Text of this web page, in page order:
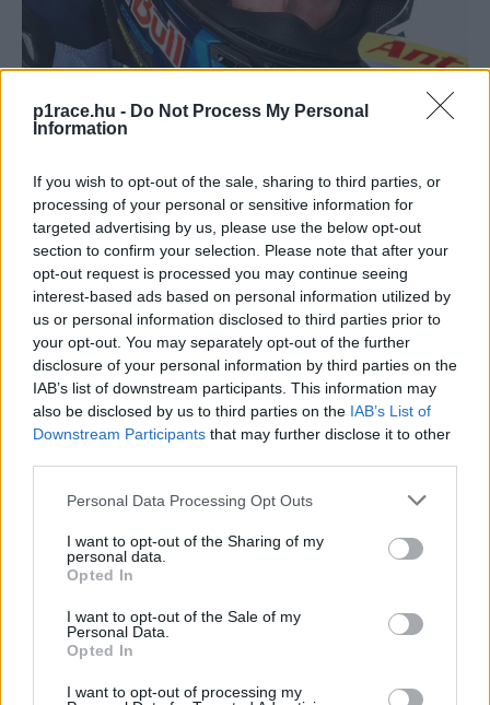
p1race.hu - Do Not Process My Personal
Information
If you wish to opt-out of the sale, sharing to third parties, or
processing of your personal or sensitive information for
targeted advertising by us, please use the below opt-out
section to confirm your selection. Please note that after your
opt-out request is processed you may continue seeing
interest-based ads based on personal information utilized by
us or personal information disclosed to third parties prior to
your opt-out. You may separately opt-out of the further
disclosure of your personal information by third parties on the
IAB’s list of downstream participants. This information may
also be disclosed by us to third parties on the IAB’s List of
Downstream Participants that may further disclose it to other
Please note that this website/app uses one or more Google
not limited to your visit or usage behaviour. You may click to
grant or deny consent to Google and its third-party tags to
use your data for below specified purposes in below Google
consent section.
Personal Data Processing Opt Outs
I want to opt-out of the Sharing of my
personal data.
Opted In
I want to opt-out of the Sale of my
Personal Data.
Opted In
I want to opt-out of processing my
Márquezék „hosszú két percet” éltek át,
amíg a mentő megérkezett Morbidellihez
Sebők Máté
MotoGP
Távozik a MotoGP-ből a Ducati